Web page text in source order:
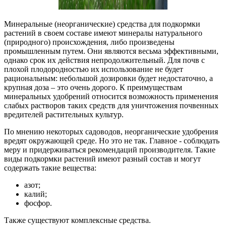
Минеральные (неорганические) средства для подкормки
растений в своем составе имеют минералы натурального
(природного) происхождения, либо произведены
промышленным путем. Они являются весьма эффективными,
однако срок их действия непродолжительный. Для почв с
плохой плодородностью их использование не будет
рациональным: небольшой дозировки будет недостаточно, а
крупная доза – это очень дорого. К преимуществам
минеральных удобрений относится возможность применения
слабых растворов таких средств для уничтожения почвенных
вредителей растительных культур.
По мнению некоторых садоводов, неорганические удобрения
вредят окружающей среде. Но это не так. Главное - соблюдать
меру и придерживаться рекомендаций производителя. Такие
виды подкормки растений имеют разный состав и могут
содержать такие вещества:
азот;
калий;
фосфор.
Также существуют комплексные средства.